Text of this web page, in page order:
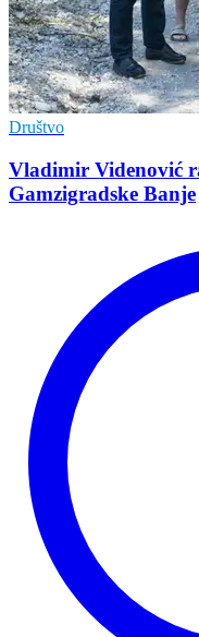
Društvo
Vladimir Vidеnović
Gamzigradskе Banjе